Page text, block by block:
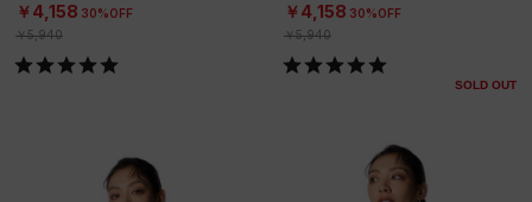
￥4,158 30%OFF
￥5,940
￥4,158 30%OFF
￥5,940
SOLD OUT